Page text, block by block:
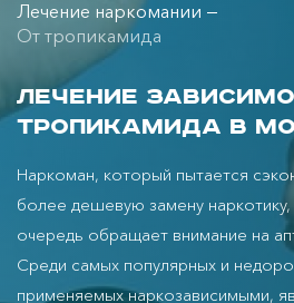
Лечение наркомании
От тропикамида
Лечение
Тропикамида в
Наркоман, который пытается
более дешевую замену
очередь обращает внимание на
Среди самых популярных и
применяемых наркозависимыми,